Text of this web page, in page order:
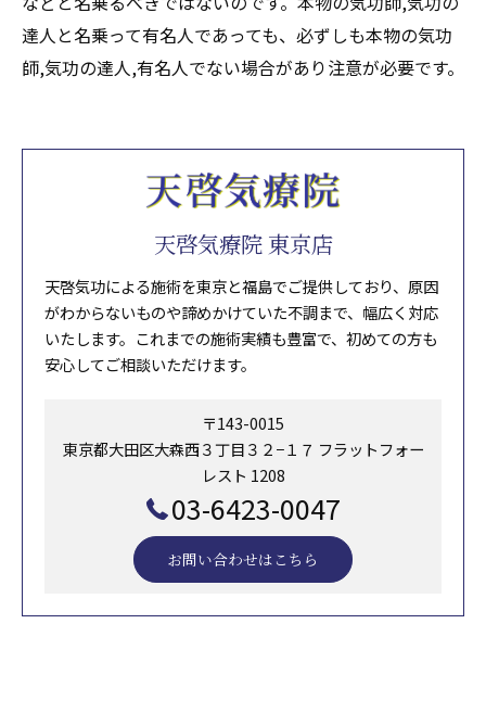
達人と名乗って有名人であっても、必ずしも本物の気功
師,気功の達人,有名人でない場合があり注意が必要です。
天啓気療院 東京店
天啓気功による施術を東京と福島でご提供しており、原因
がわからないものや諦めかけていた不調まで、幅広く対応
いたします。これまでの施術実績も豊富で、初めての方も
安心してご相談いただけます。
〒143-0015
東京都大田区大森西３丁目３２−１７ フラットフォー
レスト 1208
03-6423-0047
お問い合わせはこちら